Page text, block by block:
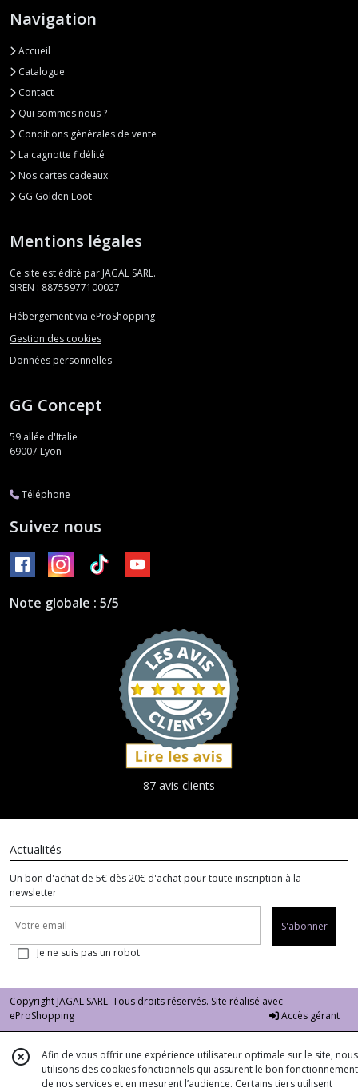
Navigation
Accueil
Catalogue
Contact
Qui sommes nous ?
Conditions générales de vente
La cagnotte fidélité
Nos cartes cadeaux
GG Golden Loot
Mentions légales
Ce site est édité par JAGAL SARL.
SIREN : 88755977100027
Hébergement via eProShopping
Gestion des cookies
Données personnelles
GG Concept
59 allée d'Italie
69007 Lyon
Téléphone
Suivez nous
Note globale : 5/5
87 avis clients
Actualités
Un bon d'achat de 5€ dès 20€ d'achat pour toute inscription à la
newsletter
S'abonner
Je ne suis pas un robot
Copyright JAGAL SARL. Tous droits réservés. Site réalisé avec
eProShopping
Accès gérant
Afin de vous offrir une expérience utilisateur optimale sur le site, nous
utilisons des cookies fonctionnels qui assurent le bon fonctionnement
de nos services et en mesurent l’audience. Certains tiers utilisent